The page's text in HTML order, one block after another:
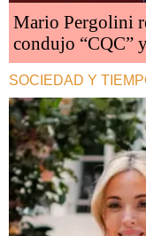
Mario Pergolini
condujo “CQC”
SOCIEDAD Y